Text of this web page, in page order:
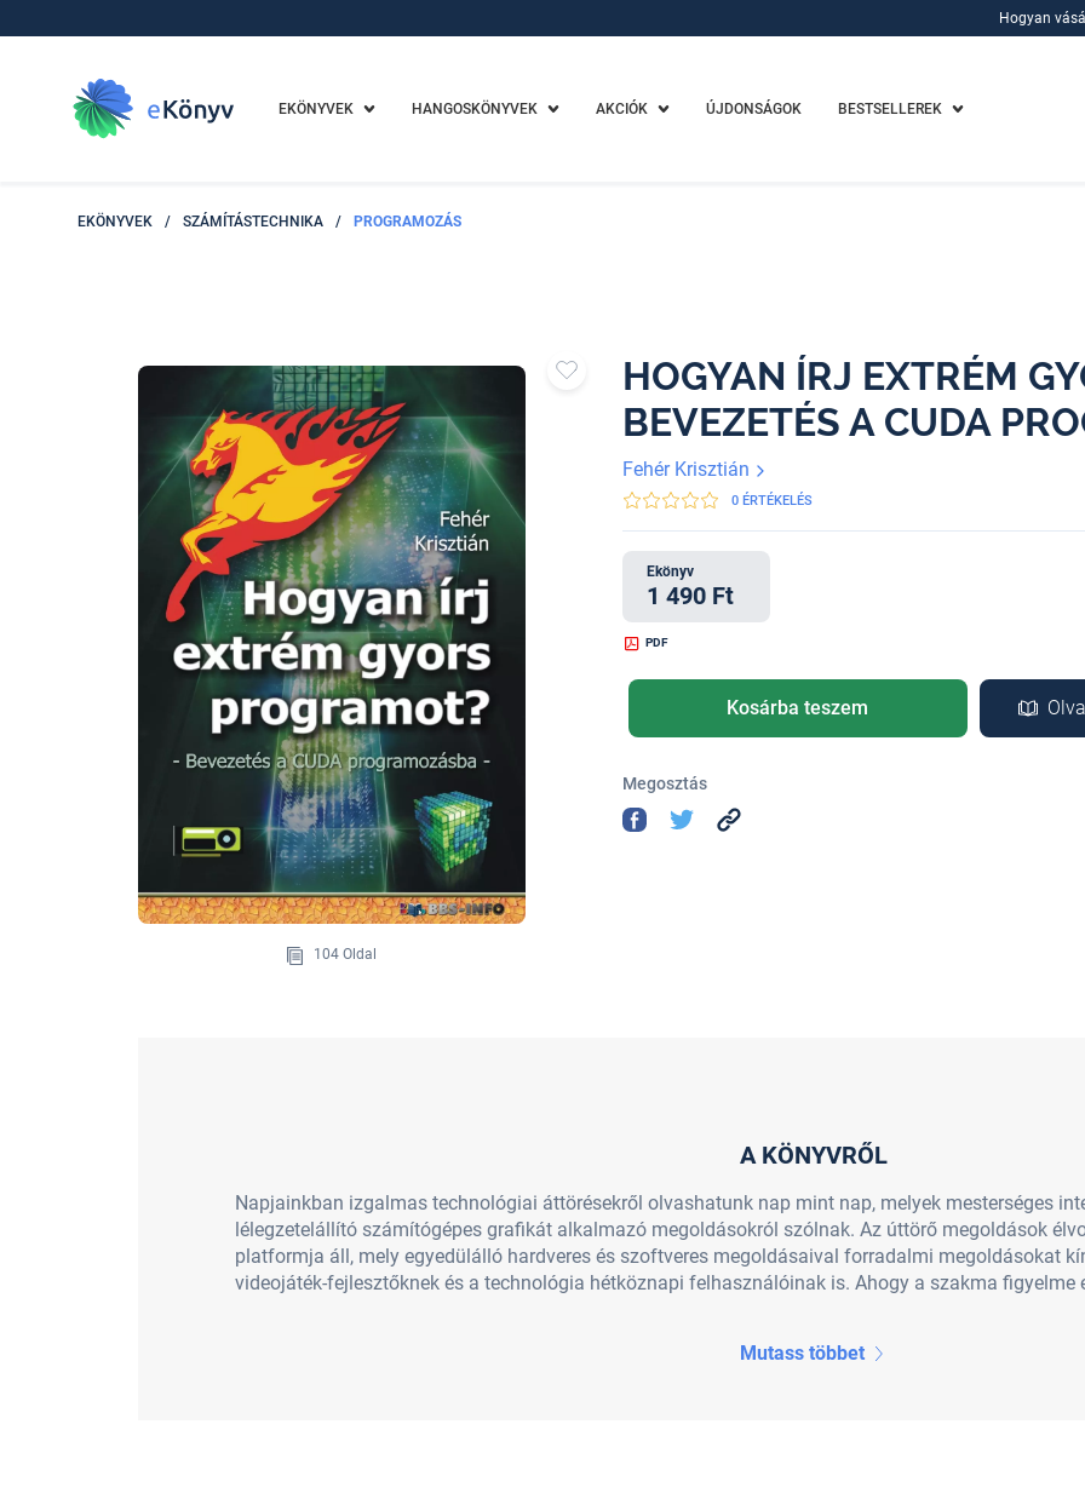
Hogyan
EKÖNYVEK HANGOSKÖNYVEK AKCIÓK ÚJDONSÁGOK BESTSELLEREK
EKÖNYVEK / SZÁMÍTÁSTECHNIKA / PROGRAMOZÁS
104 Oldal
HOGYAN ÍRJ EXTRÉM
BEVEZETÉS A CUDA
Fehér Krisztián
0 ÉRTÉKELÉS
Ekönyv
1 490 Ft
PDF
Kosárba teszem
Megosztás
A KÖNYVRŐL
Napjainkban izgalmas technológiai áttörésekről olvashatunk nap mint nap, melyek mesterséges
lélegzetelállító számítógépes grafikát alkalmazó megoldásokról szólnak. Az úttörő megoldások
platformja áll, mely egyedülálló hardveres és szoftveres megoldásaival forradalmi megoldásokat
videojáték-fejlesztőknek és a technológia hétköznapi felhasználóinak is. Ahogy a szakma figyelme
Mutass többet